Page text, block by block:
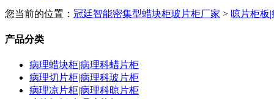
您当前的位置： 冠廷智能密集型蜡块柜玻片柜厂家 > 晾片柜板
产品分类
病理蜡块柜|病理科蜡片柜
病理切片柜|病理科玻片柜
病理凉片柜|病理科晾片柜